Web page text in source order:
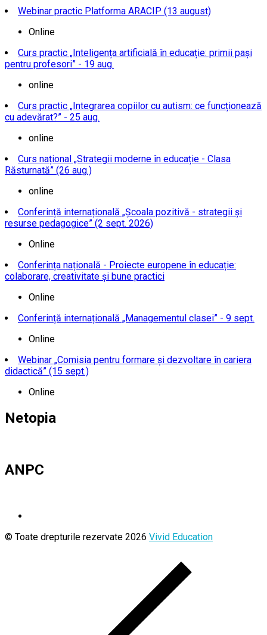
Webinar practic Platforma ARACIP (13 august)
Online
Curs practic „Inteligența artificială în educație: primii pași
pentru profesori” - 19 aug.
online
Curs practic „Integrarea copiilor cu autism: ce funcționează
cu adevărat?” - 25 aug.
online
Curs național „Strategii moderne în educație - Clasa
Răsturnată” (26 aug.)
online
Conferință internațională „Școala pozitivă - strategii și
resurse pedagogice” (2 sept. 2026)
Online
Conferința națională - Proiecte europene în educație:
colaborare, creativitate și bune practici
Online
Conferință internațională „Managementul clasei” - 9 sept.
Online
Webinar „Comisia pentru formare și dezvoltare în cariera
didactică” (15 sept.)
Online
Netopia
ANPC
© Toate drepturile rezervate 2026 Vivid Education